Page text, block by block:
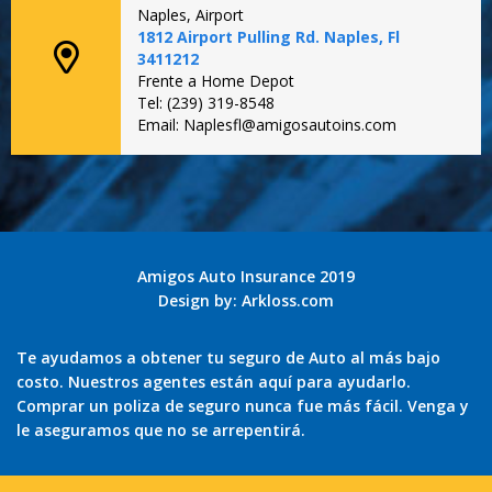
Naples, Airport
1812 Airport Pulling Rd. Naples, Fl
3411212
Frente a Home Depot
Tel: (239) 319-8548
Email: Naplesfl@amigosautoins.com
Amigos Auto Insurance 2019
Design by: Arkloss.com
Te ayudamos a obtener tu seguro de Auto al más bajo
costo. Nuestros agentes están aquí para ayudarlo.
Comprar un poliza de seguro nunca fue más fácil. Venga y
le aseguramos que no se arrepentirá.